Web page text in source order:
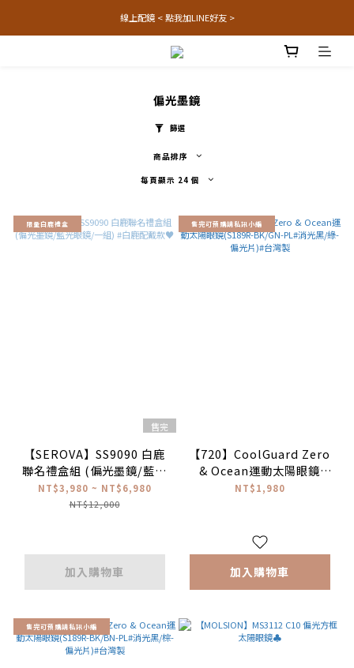
線上配鏡 < 點我加LINE好友 >
偏光墨鏡
篩選
商品排序
每頁顯示 24 個
限量白鹿禮盒
售完
【SEROVA】SS9090 白鹿
聯名禮盒組 (偏光墨鏡/藍光
眼鏡/一組) #白鹿配戴款♥
NT$3,980 ~ NT$6,980
NT$12,000
加入購物車
售完可預購請私訊小編
【720】CoolGuard Zero
& Ocean運動太陽眼鏡
(S189R-BK/GN-PL#消光
NT$1,980
加入購物車
售完可預購請私訊小編